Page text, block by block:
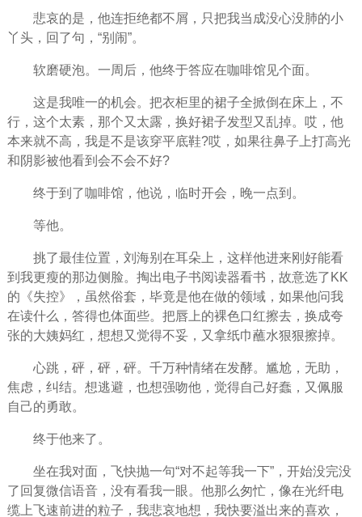
悲哀的是，他连拒绝都不屑，只把我当成没心没肺的小
丫头，回了句，“别闹”。
软磨硬泡。一周后，他终于答应在咖啡馆见个面。
这是我唯一的机会。把衣柜里的裙子全掀倒在床上，不
行，这个太素，那个又太露，换好裙子发型又乱掉。哎，他
本来就不高，我是不是该穿平底鞋?哎，如果往鼻子上打高光
和阴影被他看到会不会不好?
终于到了咖啡馆，他说，临时开会，晚一点到。
等他。
挑了最佳位置，刘海别在耳朵上，这样他进来刚好能看
到我更瘦的那边侧脸。掏出电子书阅读器看书，故意选了KK
的《失控》，虽然俗套，毕竟是他在做的领域，如果他问我
在读什么，答得也体面些。把唇上的裸色口红擦去，换成夸
张的大姨妈红，想想又觉得不妥，又拿纸巾蘸水狠狠擦掉。
心跳，砰，砰，砰。千万种情绪在发酵。尴尬，无助，
焦虑，纠结。想逃避，也想强吻他，觉得自己好蠢，又佩服
自己的勇敢。
终于他来了。
坐在我对面，飞快抛一句“对不起等我一下”，开始没完没
了回复微信语音，没有看我一眼。他那么匆忙，像在光纤电
缆上飞速前进的粒子，我悲哀地想，我快要溢出来的喜欢，